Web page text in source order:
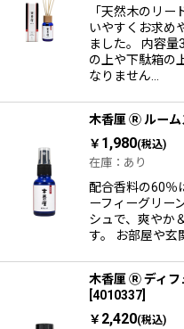
「天然木のリ
いやすくお求め
ました。 内容
の上や下駄箱の
なりません…
木香厘 Ⓡ ルーム
￥ 1,980(税込)
在庫：あり
配合香料の60％
ーフィーグリー
シュで、爽やか
す。 お部屋や玄
木香厘 Ⓡ ディフ
4010337
￥ 2,420(税込)